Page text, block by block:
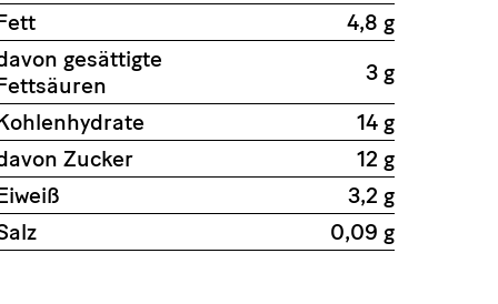
4,8 g
gesättigte
3 g
14 g
Zucker
12 g
3,2 g
0,09 g